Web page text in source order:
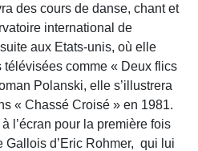
des cours de danse, chant et
international de
aux Etats-unis, où elle
comme « Deux flics
Polanski, elle s’illustrera
« Chassé Croisé » en 1981.
l’écran pour la première fois
Gallois d’Eric Rohmer, qui lui